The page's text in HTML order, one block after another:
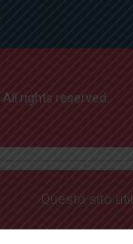
All rights reserved.
Questo sito